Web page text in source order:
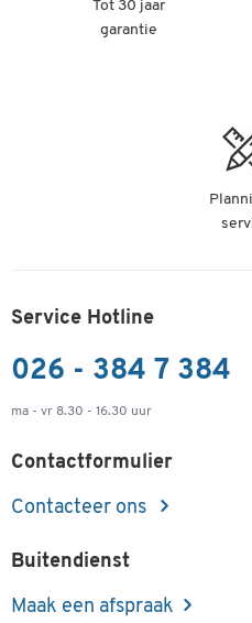
Tot 30 jaar
garantie
Service Hotline
026 - 384 7 384
ma - vr 8.30 - 16.30 uur
Contactformulier
Contacteer ons
Buitendienst
Maak een afspraak